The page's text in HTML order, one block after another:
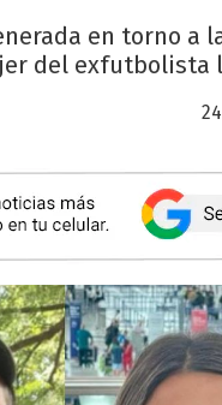
en torno a
del exfutbolista